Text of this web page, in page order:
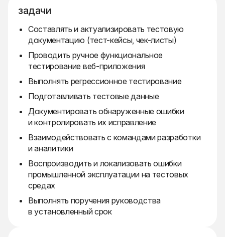
задачи
Составлять и актуализировать тестовую
документацию (тест-кейсы, чек-листы)
Проводить ручное функциональное
тестирование веб-приложения
Выполнять регрессионное тестирование
Подготавливать тестовые данные
Документировать обнаруженные ошибки
и контролировать их исправление
Взаимодействовать с командами разработки
и аналитики
Воспроизводить и локализовать ошибки
промышленной эксплуатации на тестовых
средах
Выполнять поручения руководства
в установленный срок